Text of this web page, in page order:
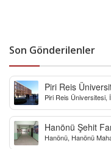
Son Gönderilenler
Piri Reis
Piri Reis Üniversitesi,
Hanönü Şehit
Hanönü, Hanönü